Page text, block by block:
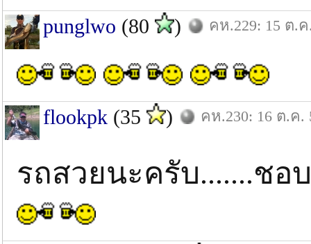
punglwo (80 ) คห.229: 15 ต.ค
flookpk (35 ) คห.230: 16 ต.ค.
รถสวยนะครับ.......ชอ